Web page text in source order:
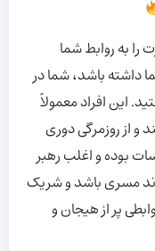
را به روابط شما
داشته باشد، شما در
این افراد معمولاً
از روزمرگی دوری
بوده و اغلب رهبر
مسری باشد و شریک
پر از هیجان و